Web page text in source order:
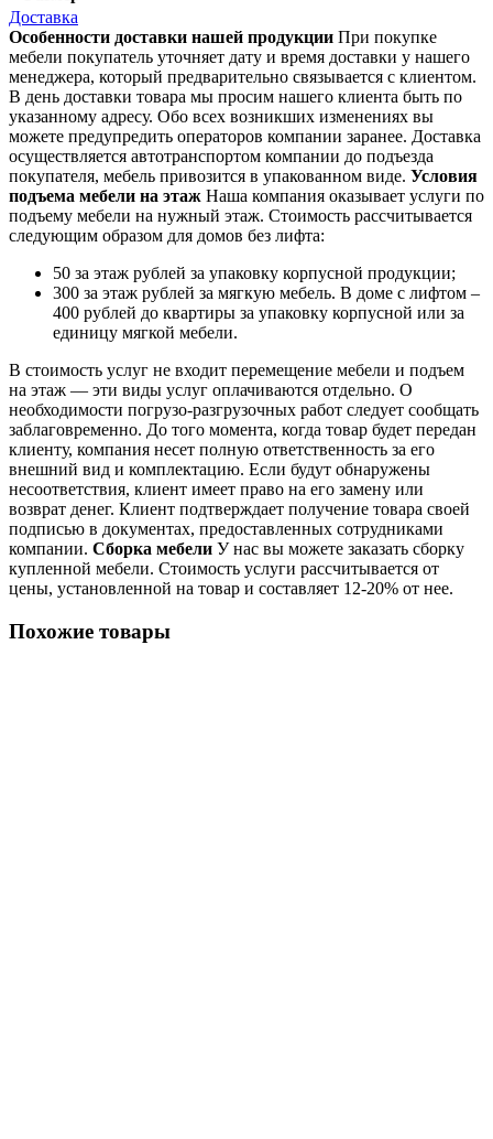
Доставка
Особенности доставки нашей продукции При покупке
мебели покупатель уточняет дату и время доставки у нашего
менеджера, который предварительно связывается с клиентом.
В день доставки товара мы просим нашего клиента быть по
указанному адресу. Обо всех возникших изменениях вы
можете предупредить операторов компании заранее. Доставка
осуществляется автотранспортом компании до подъезда
покупателя, мебель привозится в упакованном виде. Условия
подъема мебели на этаж Наша компания оказывает услуги по
подъему мебели на нужный этаж. Стоимость рассчитывается
следующим образом для домов без лифта:
50 за этаж рублей за упаковку корпусной продукции;
300 за этаж рублей за мягкую мебель. В доме с лифтом –
400 рублей до квартиры за упаковку корпусной или за
единицу мягкой мебели.
В стоимость услуг не входит перемещение мебели и подъем
на этаж — эти виды услуг оплачиваются отдельно. О
необходимости погрузо-разгрузочных работ следует сообщать
заблаговременно. До того момента, когда товар будет передан
клиенту, компания несет полную ответственность за его
внешний вид и комплектацию. Если будут обнаружены
несоответствия, клиент имеет право на его замену или
возврат денег. Клиент подтверждает получение товара своей
подписью в документах, предоставленных сотрудниками
компании. Сборка мебели У нас вы можете заказать сборку
купленной мебели. Стоимость услуги рассчитывается от
цены, установленной на товар и составляет 12-20% от нее.
Похожие товары